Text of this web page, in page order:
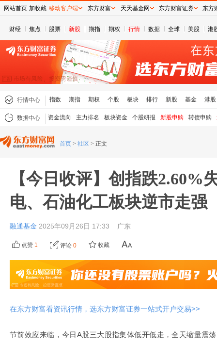
财经 焦点 股票 新股 期指 期权 行情 数据 全球 美股 港
行情中心 指数 期指 期权 个股 板块 排行 新股 基金 港股
数据中心 资金流向 主力排名 板块资金 个股研报 新股申购 转债申购
首页 > 社区 > 正文
【今日收评】创指跌2.60%
电、石油化工板块逆市走强
融通基金 2025年09月26日 17:33 广东
点赞 1 评论 0 收藏
在东方财富看资讯行情，选东方财富证券一站式开户交易>>
节前效应来临，今日A股三大股指集体低开低走，全天缩量震
网站首页 加收藏 移动客户端 东方财富 天天基金网 东方财富证券 东方